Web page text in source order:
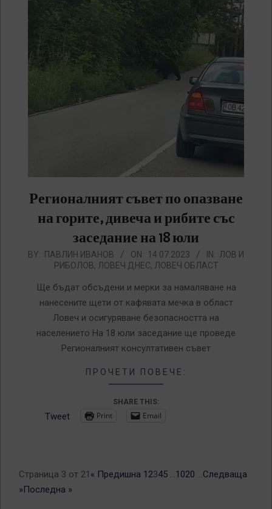
Регионалният съвет по опазване
на горите, дивеча и рибите със
заседание на 18 юли
2023-
BY: ПАВЛИН ИВАНОВ ON: 14.07.2023 IN: ЛОВ И
РИБОЛОВ, ЛОВЕЧ ДНЕС, ЛОВЕЧ ОБЛАСТ
Ще бъдат обсъдени и мерки за намаляване на
нанесените щети от кафявата мечка в област
Ловеч и осигуряване безопасността на
населението На 18 юли заседание ще проведе
Регионалният консултативен съвет
ПРОЧЕТИ ПОВЕЧЕ:
SHARE THIS:
Tweet Print Email
Страница 3 от 21 « Предишна 1 2345 ...1020 ...Следваща
»Последна »